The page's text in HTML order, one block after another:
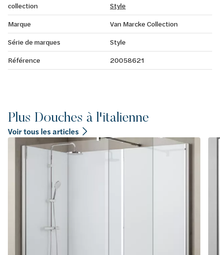
collection
Style
Marque
Van Marcke Collection
Série de marques
Style
Référence
20058621
Plus Douches à l'italienne
Voir tous les articles